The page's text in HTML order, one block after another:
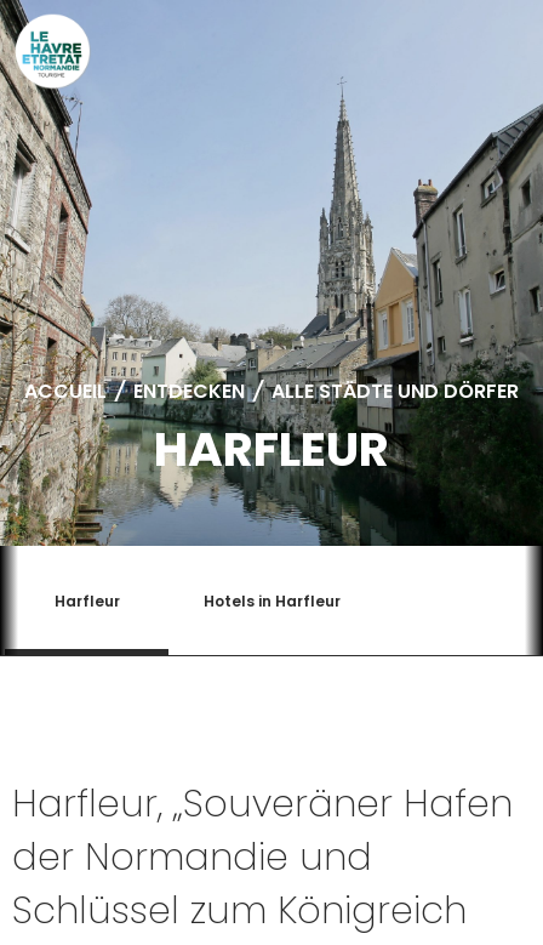
ACCUEIL / ENTDECKEN / ALLE STÄDTE UND DÖRFER
HARFLEUR
Harfleur Hotels in Harfleur
Harfleur, „Souveräner Hafen
der Normandie und
Schlüssel zum Königreich
Cookies management panel